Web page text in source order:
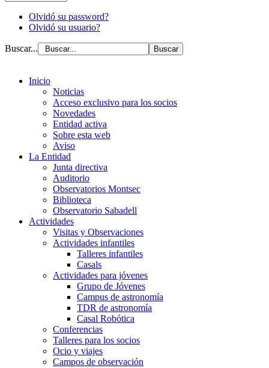
Olvidó su password?
Olvidó su usuario?
Buscar...
Inicio
Noticias
Acceso exclusivo para los socios
Novedades
Entidad activa
Sobre esta web
Aviso
La Entidad
Junta directiva
Auditorio
Observatorios Montsec
Biblioteca
Observatorio Sabadell
Actividades
Visitas y Observaciones
Actividades infantiles
Talleres infantiles
Casals
Actividades para jóvenes
Grupo de Jóvenes
Campus de astronomía
TDR de astronomía
Casal Robótica
Conferencias
Talleres para los socios
Ocio y viajes
Campos de observación